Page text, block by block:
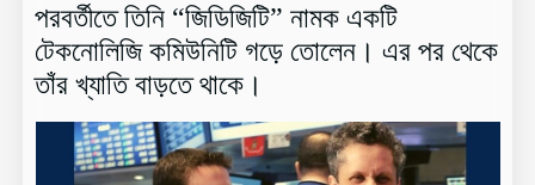
পরবর্তীতে তিনি “জিডিজিটি” নামক একটি
টেকনোলিজি কমিউনিটি গড়ে তোলেন। এর পর থেকে
তাঁর খ্যাতি বাড়তে থাকে।